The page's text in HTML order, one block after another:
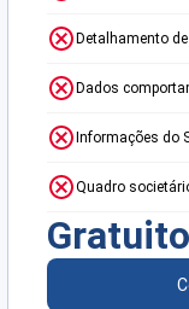
Detalhamento
Dados
Informações do
Quadro
Gratuito